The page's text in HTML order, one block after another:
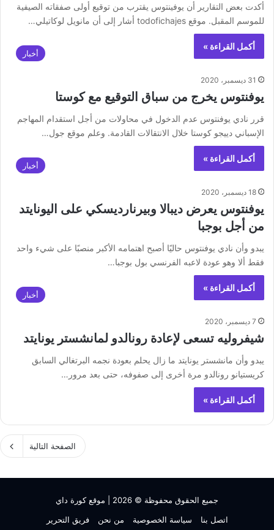
أكدت بعض التقارير أن يوفينتوس يقترب من توقيع أولى صفقاته الصيفية
للموسم المقبل. موقع todofichajes أشار إلى أن مانويل لوكاتيلي…
أكمل القراءة »
أخبار
31 ديسمبر، 2020
يوفنتوس يخرج من سباق التوقيع مع كوستا
قرر نادي يوفنتوس عدم الدخول في محاولات من أجل استقدام المهاجم
الإسباني دييجو كوستا خلال الانتقالات القادمة. وعلم موقع جول…
أكمل القراءة »
أخبار
18 ديسمبر، 2020
يوفنتوس يعرض ديبالا وبيرنارديسكي على اليونايتد
من أجل بوجبا
يبدو وأن نادي يوفنتوس حاليًا أصبح اهتمامه الأكبر منصبًا على شيء واحد
فقط ألا وهو عودة لاعبه الفرنسي بول بوجبا…
أكمل القراءة »
أخبار
7 ديسمبر، 2020
شيفروليه تسعى لإعادة رونالدو لمانشستر يونايتد
يبدو وأن مانشستر يونايتد ما زال يحلم بعودة نجمه البرتغالي السابق
كريستيانو رونالدو مرة أخرى إلى صفوفه، حتى بعد مرور…
أكمل القراءة »
الصفحة التالية
جميع الحقوق محفوظة © 2026 |
موقع كورة داي
اتصل بنا
سياسة الخصوصية من نحن فريق التحرير